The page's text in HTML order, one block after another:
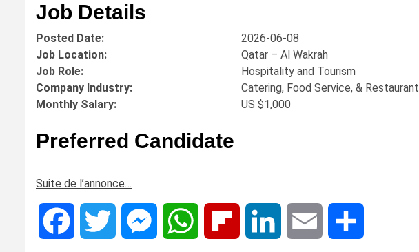
Job Details
Posted Date:
2026-06-08
Job Location:
Qatar – Al Wakrah
Job Role:
Hospitality and Tourism
Company Industry:
Catering, Food Service, & Restaurant
Monthly Salary:
US $1,000
Preferred Candidate
Suite de l’annonce…
Facebook Twitter MessengerWhatsApp Flipboard LinkedIn Email